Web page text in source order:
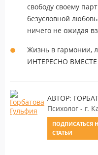
свободу своему
безусловной
ничего не ожидая
Жизнь в гармонии,
ИНТЕРЕСНО
АВТОР:
Психолог - г.
ПОДПИСАТЬСЯ
СТАТЬИ